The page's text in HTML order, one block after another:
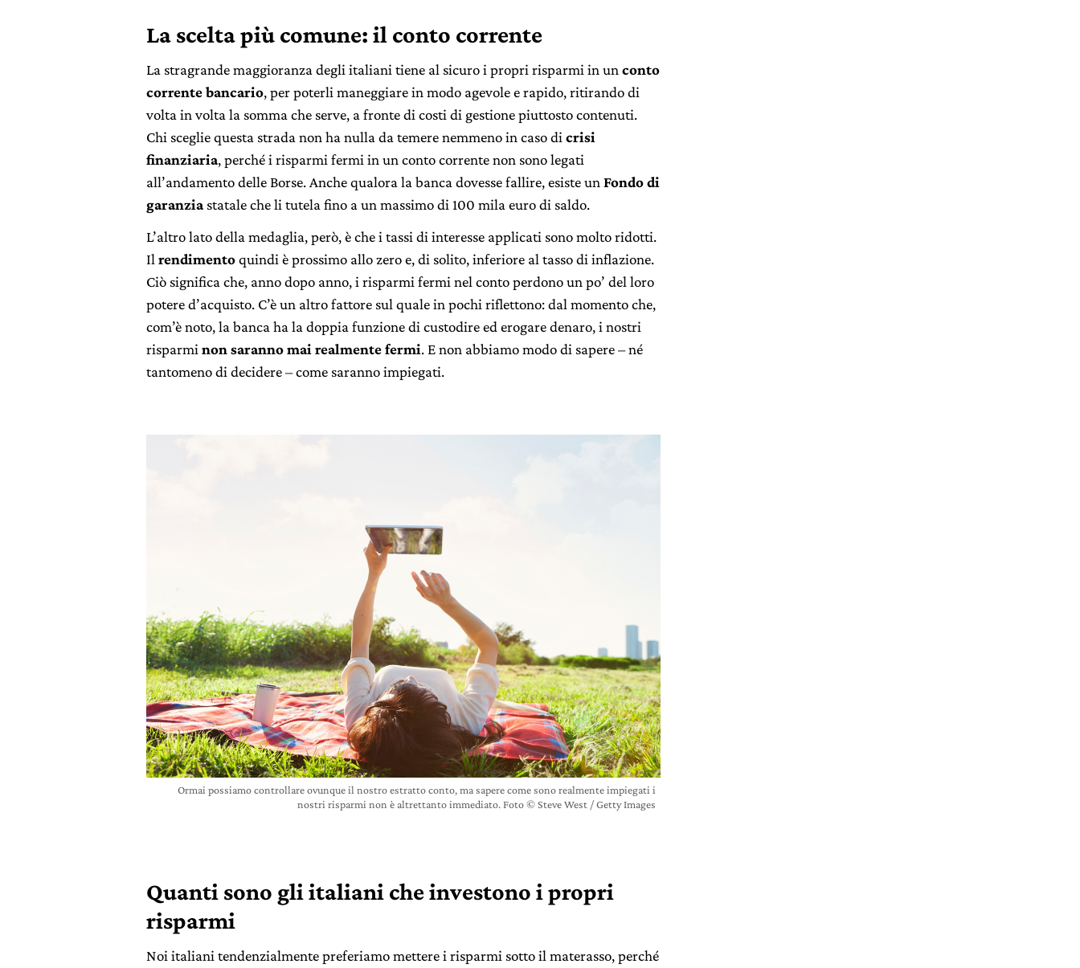
La scelta più comune: il conto corrente
La stragrande maggioranza degli italiani tiene al sicuro i propri risparmi in un conto
corrente bancario, per poterli maneggiare in modo agevole e rapido, ritirando di
volta in volta la somma che serve, a fronte di costi di gestione piuttosto contenuti.
Chi sceglie questa strada non ha nulla da temere nemmeno in caso di crisi
finanziaria, perché i risparmi fermi in un conto corrente non sono legati
all’andamento delle Borse. Anche qualora la banca dovesse fallire, esiste un Fondo di
garanzia statale che li tutela fino a un massimo di 100 mila euro di saldo.
L’altro lato della medaglia, però, è che i tassi di interesse applicati sono molto ridotti.
Il rendimentoquindi è prossimo allo zero e, di solito, inferiore al tasso di inflazione.
Ciò significa che, anno dopo anno, i risparmi fermi nel conto perdono un po’ del loro
potere d’acquisto. C’è un altro fattore sul quale in pochi riflettono: dal momento che,
com’è noto, la banca ha la doppia funzione di custodire ed erogare denaro, i nostri
risparmi non saranno mai realmente fermi. E non abbiamo modo di sapere – né
tantomeno di decidere – come saranno impiegati.
Ormai possiamo controllare ovunque il nostro estratto conto, ma sapere come sono realmente impiegati i
nostri risparmi non è altrettanto immediato. Foto © Steve West / Getty Images
Quanti sono gli italiani che investono i propri
risparmi
Noi italiani tendenzialmente preferiamo mettere i risparmi sotto il materasso, perché